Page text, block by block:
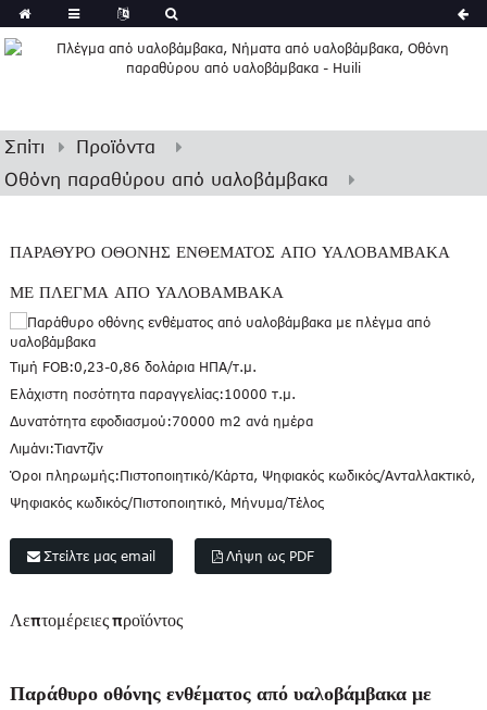
Σπίτι
Προϊόντα
Οθόνη παραθύρου από υαλοβάμβακα
ΠΑΡΆΘΥΡΟ ΟΘΌΝΗΣ ΕΝΘΈΜΑΤΟΣ ΑΠΌ ΥΑΛΟΒΆΜΒΑΚΑ
ΜΕ ΠΛΈΓΜΑ ΑΠΌ ΥΑΛΟΒΆΜΒΑΚΑ
Τιμή FOB:0,23-0,86 δολάρια ΗΠΑ/τ.μ.
Ελάχιστη ποσότητα παραγγελίας:10000 τ.μ.
Δυνατότητα εφοδιασμού:70000 m2 ανά ημέρα
Λιμάνι:Τιαντζίν
Όροι πληρωμής:Πιστοποιητικό/Κάρτα, Ψηφιακός κωδικός/Ανταλλακτικό,
Ψηφιακός κωδικός/Πιστοποιητικό, Μήνυμα/Τέλος
Στείλτε μας email Λήψη ως PDF
Λεπτομέρειες προϊόντος
Παράθυρο οθόνης ενθέματος από υαλοβάμβακα με